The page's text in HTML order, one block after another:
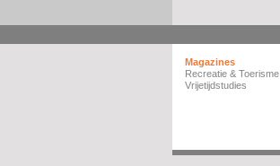
Magazines
Recreatie & Toerisme
Vrijetijdstudies